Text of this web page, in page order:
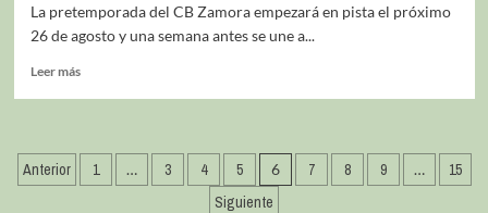
La pretemporada del CB Zamora empezará en pista el próximo
26 de agosto y una semana antes se une a...
Leer más
Anterior 1 … 3 4 5 6 7 8 9 …
15
Siguiente